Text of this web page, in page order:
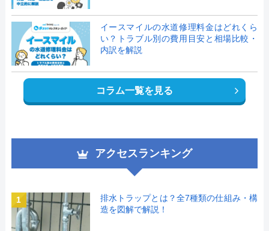
イースマイルの水道修理料金はどれくら
い？トラブル別の費用目安と相場比較・
内訳を解説
コラム一覧を見る
アクセスランキング
1
排水トラップとは？全7種類の仕組み・構
造を図解で解説！